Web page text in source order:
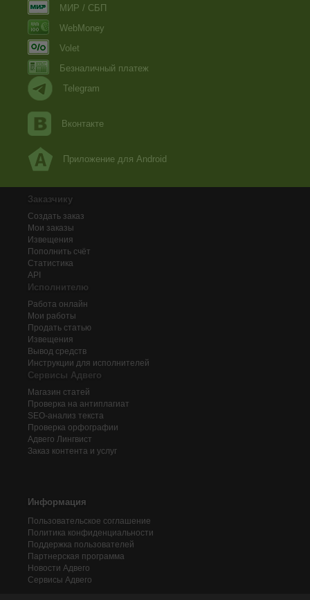
МИР / СБП
WebMoney
Volet
Безналичный платеж
Telegram
Вконтакте
Приложение для Android
Заказчику
Создать заказ
Мои заказы
Извещения
Пополнить счёт
Статистика
API
Исполнителю
Работа онлайн
Мои работы
Продать статью
Извещения
Вывод средств
Инструкции для исполнителей
Сервисы Адвего
Магазин статей
Проверка на антиплагиат
SEO-анализ текста
Проверка орфографии
Адвего Лингвист
Заказ контента и услуг
Информация
Пользовательское соглашение
Политика конфиденциальности
Поддержка пользователей
Партнерская программа
Новости Адвего
Сервисы Адвего